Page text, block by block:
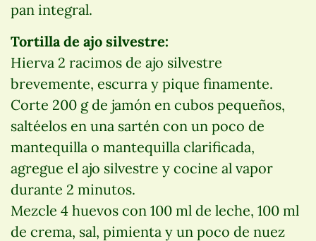
pan integral.
Tortilla de ajo silvestre:
Hierva 2 racimos de ajo silvestre
brevemente, escurra y pique finamente.
Corte 200 g de jamón en cubos pequeños,
saltéelos en una sartén con un poco de
mantequilla o mantequilla clarificada,
agregue el ajo silvestre y cocine al vapor
durante 2 minutos.
Mezcle 4 huevos con 100 ml de leche, 100 ml
de crema, sal, pimienta y un poco de nuez